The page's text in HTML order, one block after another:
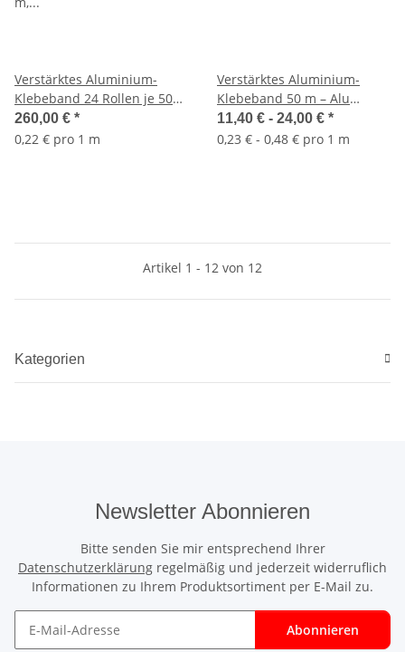
Verstärktes Aluminium-
Klebeband 24 Rollen je 50
m, 50 mm – Alu-
Dichtungsband für
260,00 € *
0,22 € pro 1 m
Verstärktes Aluminium-
Klebeband 50 m – Alu
Dichtungsband für
Mineralwolle-Dämmung mit
11,40 € - 24,00 € *
0,23 € - 0,48 € pro 1 m
Artikel 1 - 12 von 12
Kategorien
Newsletter Abonnieren
Bitte senden Sie mir entsprechend Ihrer
Datenschutzerklärung regelmäßig und jederzeit widerruflich
Informationen zu Ihrem Produktsortiment per E-Mail zu.
Abonnieren